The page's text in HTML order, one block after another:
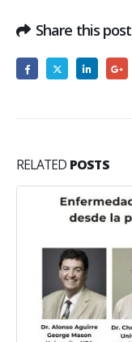
Share this post
RELATED POSTS